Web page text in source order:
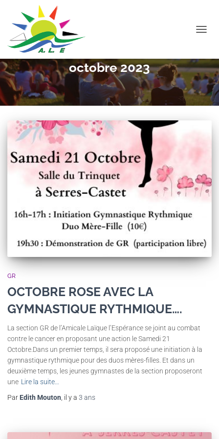
octobre 2023
GR
OCTOBRE ROSE AVEC LA
GYMNASTIQUE RYTHMIQUE….
La section GR de l’Amicale Laïque l’Espérance se joint au combat
contre le cancer en proposant une action le Samedi 21
Octobre.Dans un premier temps, il sera proposé une initiation à la
gymnastique rythmique pour des duos mères-filles. Et dans un
deuxième temps, les jeunes gymnastes de la section proposeront
une Lire la suite…
Par Edith Mouton , il y a 3 ans